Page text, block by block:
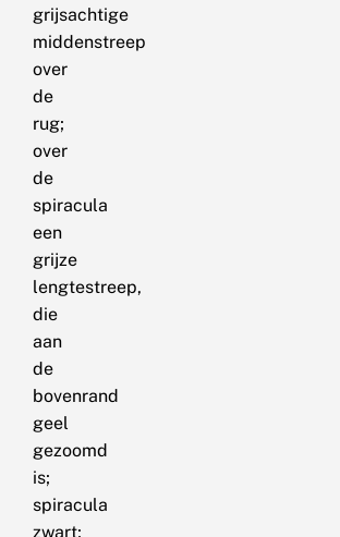
grijsachtige
middenstreep
over
de
rug;
over
de
spiracula
een
grijze
lengtestreep,
die
aan
de
bovenrand
geel
gezoomd
is;
spiracula
zwart;